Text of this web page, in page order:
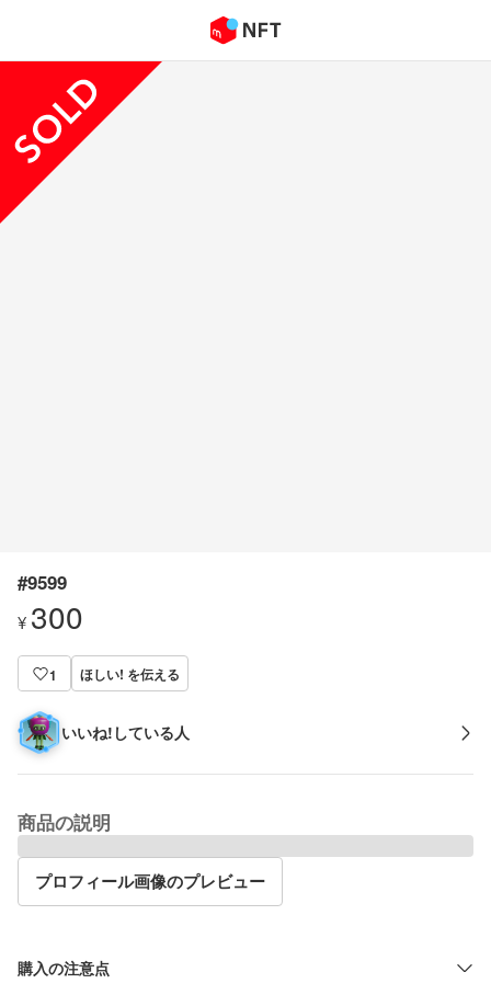
#9599
¥ 300
1 ほしい! を伝える
いいね!している人
商品の説明
プロフィール画像のプレビュー
購入の注意点